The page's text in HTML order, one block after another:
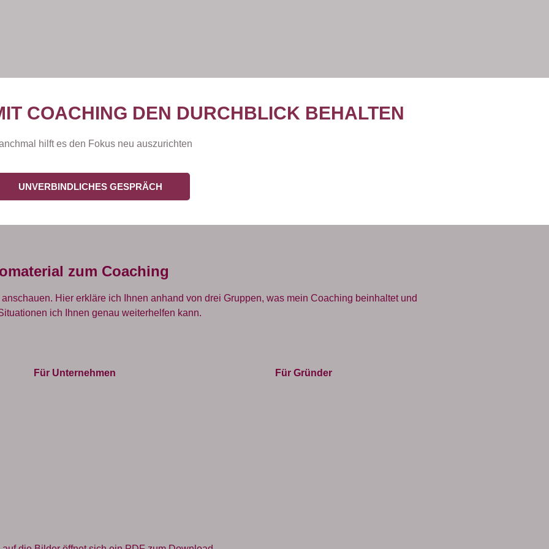
COACHING DEN DURCHBLICK BEHALTEN​
hilft es den Fokus neu auszurichten
UNVERBINDLICHES GESPRÄCH
zum Coaching
Hier erkläre ich Ihnen anhand von drei Gruppen, was mein Coaching beinhaltet und
ich Ihnen genau weiterhelfen kann.
Für Unternehmen Für Gründer